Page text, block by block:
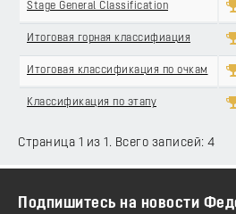
Stage General Classification
Итоговая горная классифиация
Итоговая классификация по очкам
Классификация по этапу
Страница 1 из 1. Всего записей: 4
Подпишитесь на новости